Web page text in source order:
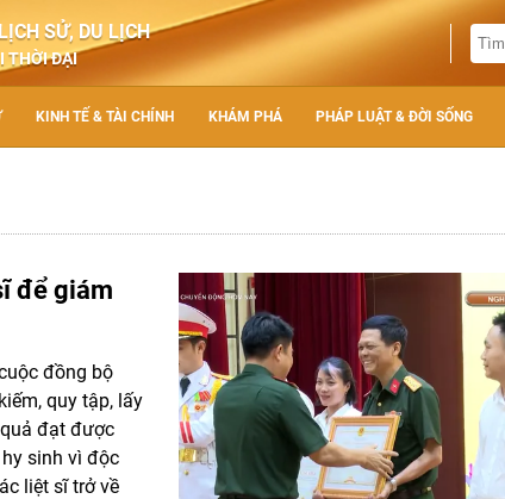
SỬ, DU LỊCH
THỜI ĐẠI
KINH TẾ & TÀI CHÍNH KHÁM PHÁ PHÁP LUẬT & ĐỜI SỐNG
để giám
đồng bộ
quy tập, lấy
đạt được
sinh vì độc
liệt sĩ trở về